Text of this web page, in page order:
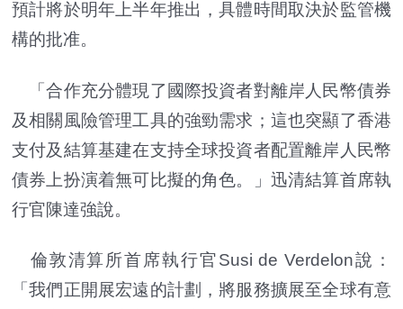
預計將於明年上半年推出，具體時間取決於監管機
構的批准。
「合作充分體現了國際投資者對離岸人民幣債券
及相關風險管理工具的強勁需求；這也突顯了香港
支付及結算基建在支持全球投資者配置離岸人民幣
債券上扮演着無可比擬的角色。」迅清結算首席執
行官陳達強說。
倫敦清算所首席執行官Susi de Verdelon說：
「我們正開展宏遠的計劃，將服務擴展至全球有意